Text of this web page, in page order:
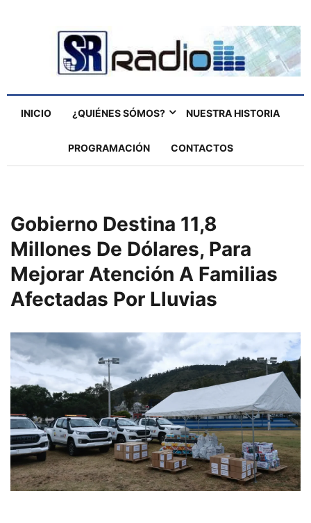
INICIO ¿QUIÉNES SÓMOS? NUESTRA HISTORIA
PROGRAMACIÓN CONTACTOS
Gobierno Destina 11,8
Millones De Dólares, Para
Mejorar Atención A Familias
Afectadas Por Lluvias